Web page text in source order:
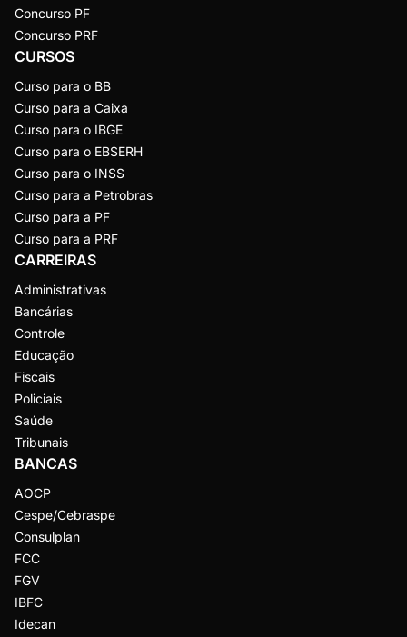
Concurso PF
Concurso PRF
CURSOS
Curso para o BB
Curso para a Caixa
Curso para o IBGE
Curso para o EBSERH
Curso para o INSS
Curso para a Petrobras
Curso para a PF
Curso para a PRF
CARREIRAS
Administrativas
Bancárias
Controle
Educação
Fiscais
Policiais
Saúde
Tribunais
BANCAS
AOCP
Cespe/Cebraspe
Consulplan
FCC
FGV
IBFC
Idecan